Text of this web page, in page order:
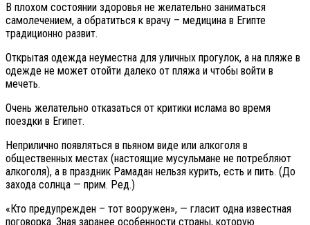
В плохом состоянии здоровья не желательно заниматься
самолечением, а обратиться к врачу – медицина в Египте
традиционно развит.
Открытая одежда неуместна для уличных прогулок, а на пляже в
одежде не может отойти далеко от пляжа и чтобы войти в
мечеть.
Очень желательно отказаться от критики ислама во время
поездки в Египет.
Неприлично появляться в пьяном виде или алкоголя в
общественных местах (настоящие мусульмане не потребляют
алкоголя), а в праздник Рамадан нельзя курить, есть и пить. (До
захода солнца — прим. Ред.)
«Кто предупрежден – тот вооружен», — гласит одна известная
поговорка. Зная заранее особенности страны, которую